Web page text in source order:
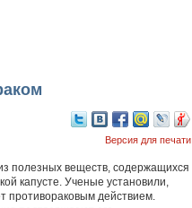
Версия для печати
полезных веществ, содержащихся
капусте. Ученые установили,
противораковым действием.